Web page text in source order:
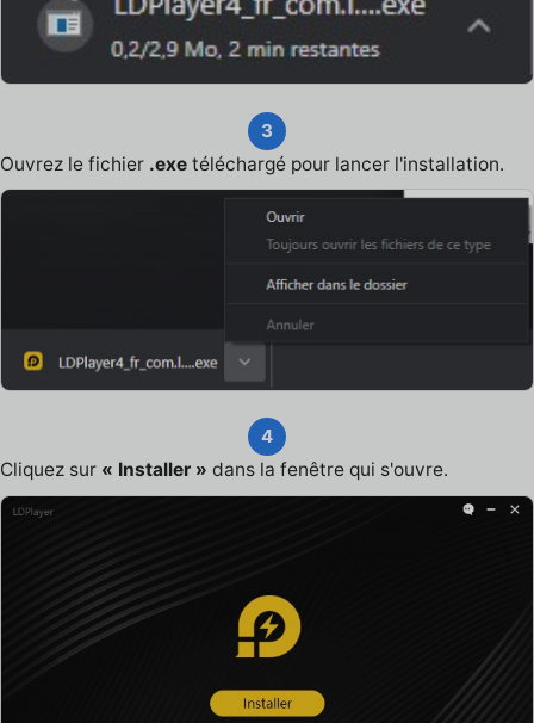
3
Ouvrez le fichier .exe téléchargé pour lancer l'installation.
4
Cliquez sur « Installer » dans la fenêtre qui s'ouvre.